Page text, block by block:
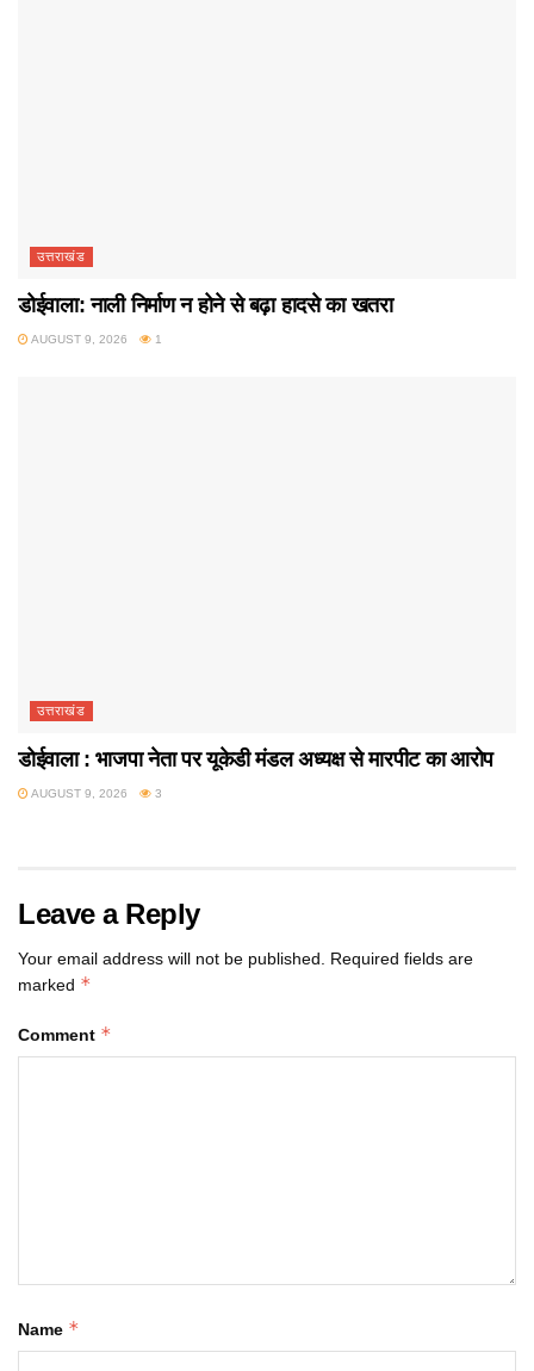
उत्तराखंड
डोईवाला: नाली निर्माण न होने से बढ़ा हादसे का खतरा
AUGUST 9, 2026 1
उत्तराखंड
डोईवाला : भाजपा नेता पर यूकेडी मंडल अध्यक्ष से मारपीट का आरोप
AUGUST 9, 2026 3
Leave a Reply
Your email address will not be published. Required fields are
marked *
Comment *
Name *